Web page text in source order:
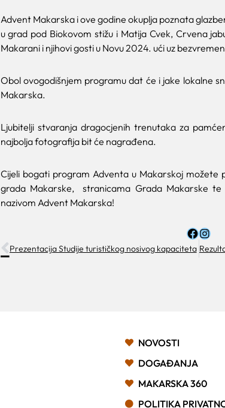
Advent Makarska i ove godine okuplja poznata
u grad pod Biokovom stižu i Matija Cvek, Crvena
Makarani i njihovi gosti u Novu 2024. ući uz
Obol ovogodišnjem programu dat će i jake lokalne
Makarska.
Ljubitelji stvaranja dragocjenih trenutaka za
najbolja fotografija bit će nagrađena.
Cijeli bogati program Adventa u Makarskoj možete
grada Makarske, stranicama Grada Makarske
nazivom Advent Makarska!
Prezentacija Studije turističkog nosivog kapaciteta
NOVOSTI
DOGAĐANJA
MAKARSKA 360
POLITIKA